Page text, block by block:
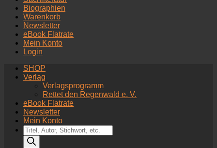
Biographien
Warenkorb
Newsletter
eBook Flatrate
Mein Konto
Login
SHOP
Verlag
Verlagsprogramm
Rettet den Regenwald e. V.
eBook Flatrate
Newsletter
Mein Konto
Products
search